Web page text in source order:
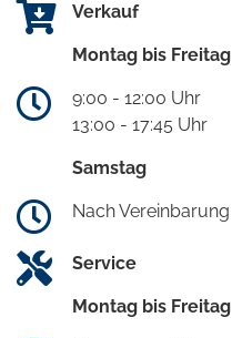
Verkauf
Montag bis Freitag
9:00 - 12:00 Uhr
13:00 - 17:45 Uhr
Samstag
Nach Vereinbarung
Service
Montag bis Freitag